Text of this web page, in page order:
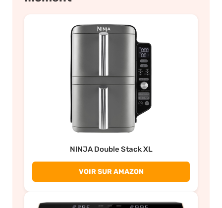
NINJA Double Stack XL
VOIR SUR AMAZON